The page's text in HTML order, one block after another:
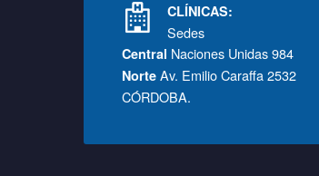
CLÍNICAS:
Sedes
Central Naciones Unidas 984
Norte Av. Emilio Caraffa 2532
CÓRDOBA.
Footer sidebar